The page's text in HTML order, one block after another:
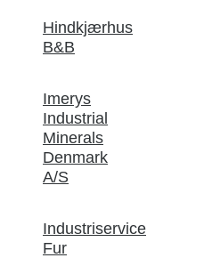
Hindkjærhus
B&B
Imerys
Industrial
Minerals
Denmark
A/S
Industriservice
Fur